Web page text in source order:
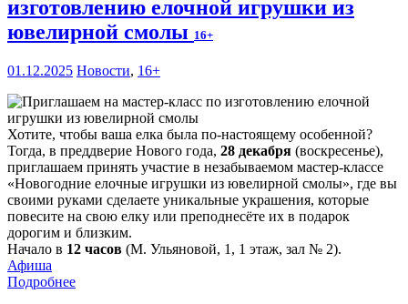
изготовлению елочной игрушки из
ювелирной смолы 16+
01.12.2025 Новости, 16+
Хотите, чтобы ваша елка была по-настоящему особенной?
Тогда, в преддверие Нового года, 28 декабря (воскресенье),
приглашаем принять участие в незабываемом мастер-классе
«Новогодние елочные игрушки из ювелирной смолы», где вы
своими руками сделаете уникальные украшения, которые
повесите на свою елку или преподнесёте их в подарок
дорогим и близким.
Начало в 12 часов (М. Ульяновой, 1, 1 этаж, зал № 2).
Афиша
Подробнее